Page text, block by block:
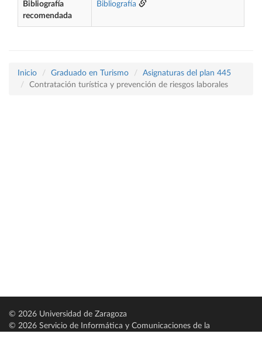
Bibliografía
recomendada
Bibliografía
Inicio Graduado en Turismo
Asignaturas del plan 445
Contratación turística y prevención de riesgos laborales
© 2026 Universidad de Zaragoza
© 2026 Servicio de Informática y Comunicaciones de la